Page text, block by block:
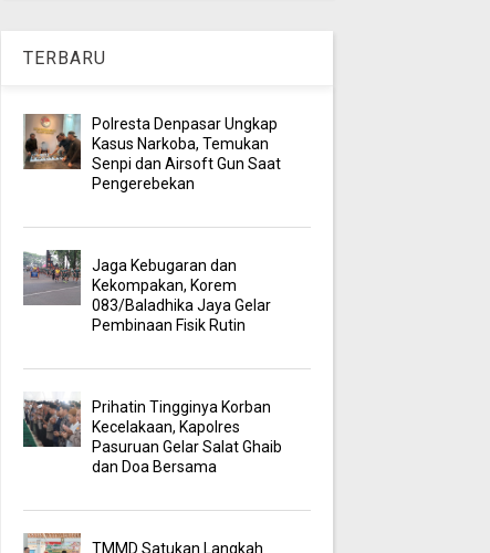
TERBARU
Polresta Denpasar Ungkap
Kasus Narkoba, Temukan
Senpi dan Airsoft Gun Saat
Pengerebekan
Jaga Kebugaran dan
Kekompakan, Korem
083/Baladhika Jaya Gelar
Pembinaan Fisik Rutin
Prihatin Tingginya Korban
Kecelakaan, Kapolres
Pasuruan Gelar Salat Ghaib
dan Doa Bersama
TMMD Satukan Langkah